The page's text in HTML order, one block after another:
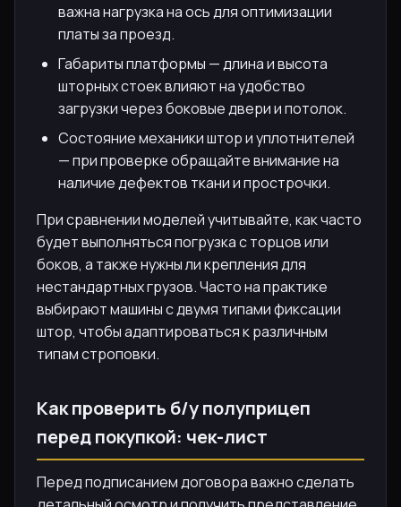
важна нагрузка на ось для оптимизации
платы за проезд.
Габариты платформы — длина и высота
шторных стоек влияют на удобство
загрузки через боковые двери и потолок.
Состояние механики штор и уплотнителей
— при проверке обращайте внимание на
наличие дефектов ткани и прострочки.
При сравнении моделей учитывайте, как часто
будет выполняться погрузка с торцов или
боков, а также нужны ли крепления для
нестандартных грузов. Часто на практике
выбирают машины с двумя типами фиксации
штор, чтобы адаптироваться к различным
типам строповки.
Как проверить б/у полуприцеп
перед покупкой: чек-лист
Перед подписанием договора важно сделать